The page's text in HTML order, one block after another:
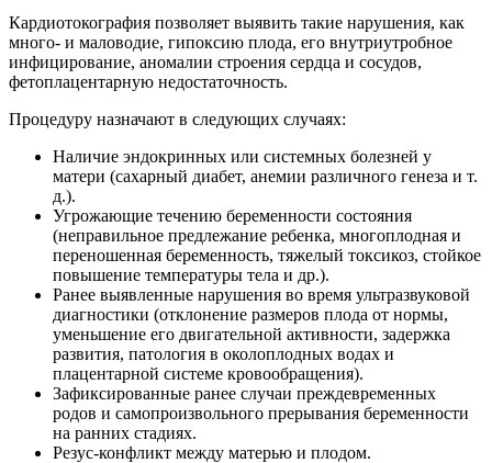
Кардиотокография позволяет выявить такие нарушения, как
много- и маловодие, гипоксию плода, его внутриутробное
инфицирование, аномалии строения сердца и сосудов,
фетоплацентарную недостаточность.
Процедуру назначают в следующих случаях:
Наличие эндокринных или системных болезней у
матери (сахарный диабет, анемии различного генеза и т.
д.).
Угрожающие течению беременности состояния
(неправильное предлежание ребенка, многоплодная и
переношенная беременность, тяжелый токсикоз, стойкое
повышение температуры тела и др.).
Ранее выявленные нарушения во время ультразвуковой
диагностики (отклонение размеров плода от нормы,
уменьшение его двигательной активности, задержка
развития, патология в околоплодных водах и
плацентарной системе кровообращения).
Зафиксированные ранее случаи преждевременных
родов и самопроизвольного прерывания беременности
на ранних стадиях.
Резус-конфликт между матерью и плодом.